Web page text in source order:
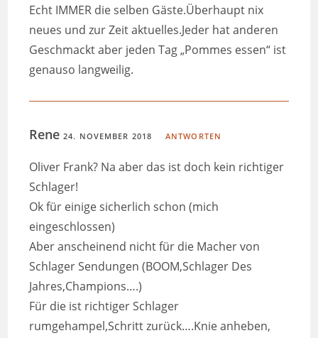
Echt IMMER die selben Gäste.Überhaupt nix
neues und zur Zeit aktuelles.Jeder hat anderen
Geschmackt aber jeden Tag „Pommes essen“ ist
genauso langweilig.
Rene24. NOVEMBER 2018 ANTWORTEN
Oliver Frank? Na aber das ist doch kein richtiger
Schlager!
Ok für einige sicherlich schon (mich
eingeschlossen)
Aber anscheinend nicht für die Macher von
Schlager Sendungen (BOOM,Schlager Des
Jahres,Champions….)
Für die ist richtiger Schlager
rumgehampel,Schritt zurück….Knie anheben,